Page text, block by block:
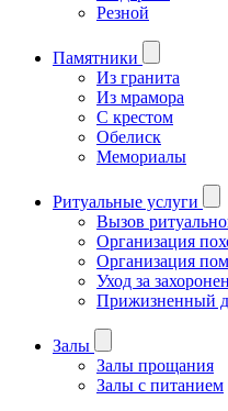
Резной
Памятники
Из гранита
Из мрамора
С крестом
Обелиск
Мемориалы
Ритуальные услуги
Вызов
Организация
Организация
Уход за
Прижизненный
Залы
Залы прощания
Залы с питанием